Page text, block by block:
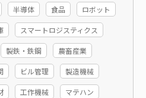
半導体 食品 ロボット
スマートロジスティクス
製鉄・鉄鋼 農畜産業
ビル管理 製造機械
工作機械 マテハン